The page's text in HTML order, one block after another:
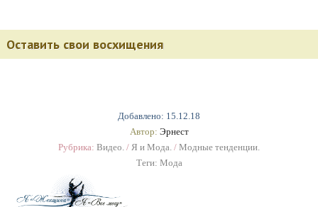
Добавлено: 15.12.18
Автор: Эрнест
Рубрика: Видео. / Я и Мода. / Модные тенденции.
Теги: Мода
Оставить свои восхищения